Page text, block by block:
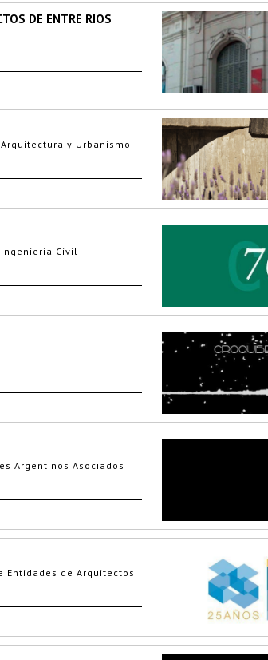
DE ENTRE RIOS
y Urbanismo
Civil
Argentinos Asociados
Entidades de Arquitectos